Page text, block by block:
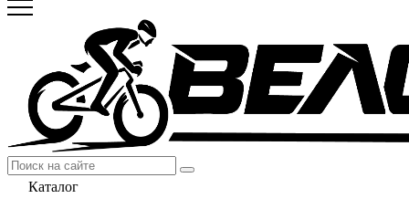
Каталог